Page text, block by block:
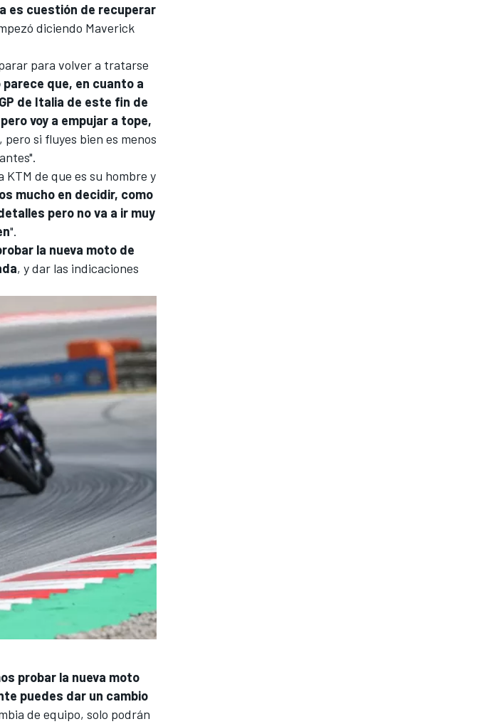
es cuestión de recuperar
diciendo Maverick
para volver a tratarse
parece que, en cuanto a
de Italia de este fin de
voy a empujar a tope,
si fluyes bien es menos
KTM de que es su hombre y
mucho en decidir, como
pero no va a ir muy
".
la nueva moto de
, y dar las indicaciones
probar la nueva moto
puedes dar un cambio
de equipo, solo podrán